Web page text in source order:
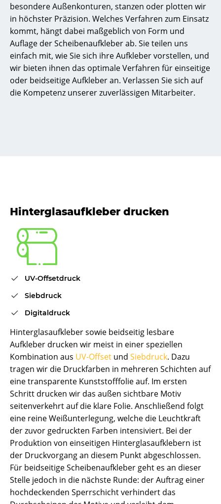
besondere Außenkonturen, stanzen oder plotten wir
in höchster Präzision. Welches Verfahren zum Einsatz
kommt, hängt dabei maßgeblich von Form und
Auflage der Scheibenaufkleber ab. Sie teilen uns
einfach mit, wie Sie sich ihre Aufkleber vorstellen, und
wir bieten ihnen das optimale Verfahren für einseitige
oder beidseitige Aufkleber an. Verlassen Sie sich auf
die Kompetenz unserer zuverlässigen Mitarbeiter.
Hinterglasaufkleber drucken
UV-Offsetdruck
Siebdruck
Digitaldruck
Hinterglasaufkleber sowie beidseitig lesbare
Aufkleber drucken wir meist in einer speziellen
Kombination aus UV-Offset und Siebdruck. Dazu
tragen wir die Druckfarben in mehreren Schichten auf
eine transparente Kunststofffolie auf. Im ersten
Schritt drucken wir das außen sichtbare Motiv
seitenverkehrt auf die klare Folie. Anschließend folgt
eine reine Weißunterlegung, welche die Leuchtkraft
der zuvor gedruckten Farben intensiviert. Bei der
Produktion von einseitigen Hinterglasaufklebern ist
der Druckvorgang an diesem Punkt abgeschlossen.
Für beidseitige Scheibenaufkleber geht es an dieser
Stelle jedoch in die nächste Runde: der Auftrag einer
hochdeckenden Sperrschicht verhindert das